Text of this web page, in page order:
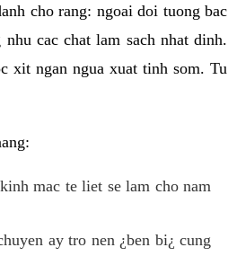
cho rang: ngoai doi tuong bac
cac chat lam sach nhat dinh.
xit ngan ngua xuat tinh som. Tu
mac te liet se lam cho nam
ay tro nen ¿ben bi¿ cung